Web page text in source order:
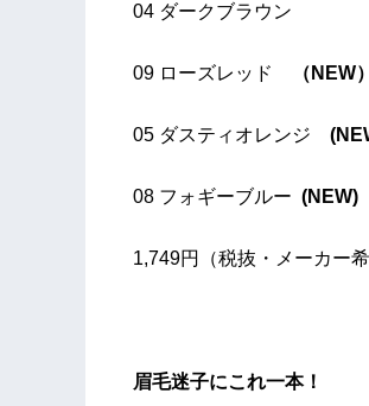
04 ダークブラウン
09 ローズレッド （NEW）
05 ダスティオレンジ
08 フォギーブルー (NEW)
1,749円（税抜・メーカー
眉毛迷子にこれ一本！​